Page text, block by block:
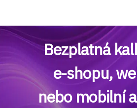
Bezplatná
e-shopu,
nebo mobilní